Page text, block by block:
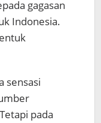
gagasan
Indonesia.
sensasi
pada